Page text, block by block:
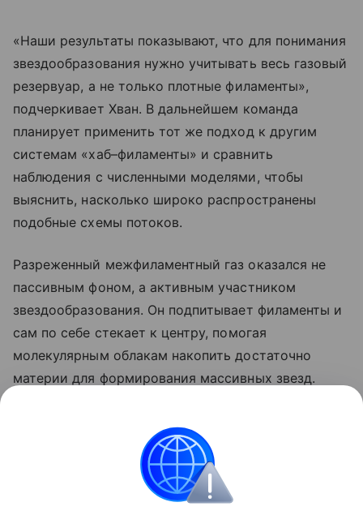
«Наши результаты показывают, что для понимания
звездообразования нужно учитывать весь газовый
резервуар, а не только плотные филаменты»,
подчеркивает Хван. В дальнейшем команда
планирует применить тот же подход к другим
системам «хаб–филаменты» и сравнить
наблюдения с численными моделями, чтобы
выяснить, насколько широко распространены
подобные схемы потоков.
Разреженный межфиламентный газ оказался не
пассивным фоном, а активным участником
звездообразования. Он подпитывает филаменты и
сам по себе стекает к центру, помогая
молекулярным облакам накопить достаточно
материи для формирования массивных звезд.
силу частиц темной материи.